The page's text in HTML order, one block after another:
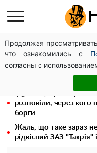
Продолжая
что ознакомились с
согласны с
Місяць без світла,
на тисячі гривень:
Олена Тополя злив
"Антитіла" Тарас
розповіли, через кого
борги
Жаль, що таке зараз
рідкісний ЗАЗ "Таврія"